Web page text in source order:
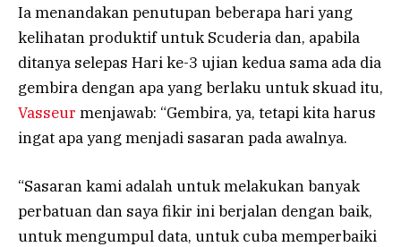
Ia menandakan penutupan beberapa hari yang
kelihatan produktif untuk Scuderia dan, apabila
ditanya selepas Hari ke-3 ujian kedua sama ada dia
gembira dengan apa yang berlaku untuk skuad itu,
Vasseur menjawab: “Gembira, ya, tetapi kita harus
ingat apa yang menjadi sasaran pada awalnya.
“Sasaran kami adalah untuk melakukan banyak
perbatuan dan saya fikir ini berjalan dengan baik,
untuk mengumpul data, untuk cuba memperbaiki